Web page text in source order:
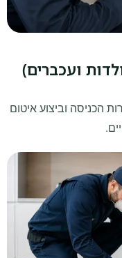
ועכברים)
הכניסה וביצוע איטום